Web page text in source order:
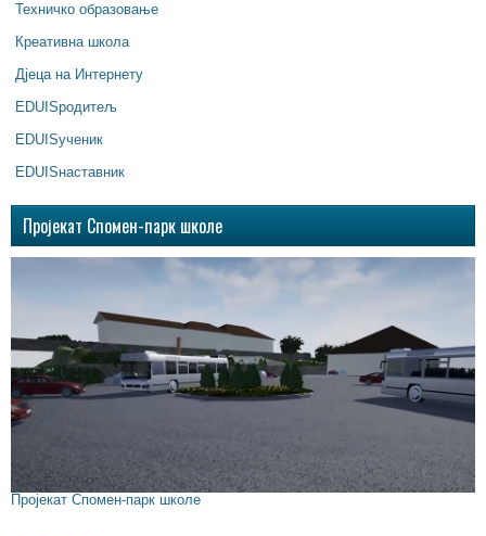
Техничко образовање
Креативна школа
Дјеца на Интернету
EDUISродитељ
EDUISученик
EDUISнаставник
Пројекат Спомен-парк школе
Пројекат Спомен-парк школе